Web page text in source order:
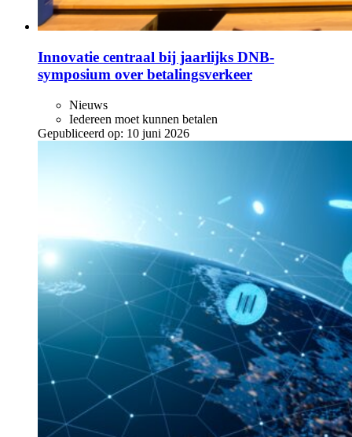
Innovatie centraal bij jaarlijks DNB-
symposium over betalingsverkeer
Nieuws
Iedereen moet kunnen betalen
Gepubliceerd op: 10 juni 2026